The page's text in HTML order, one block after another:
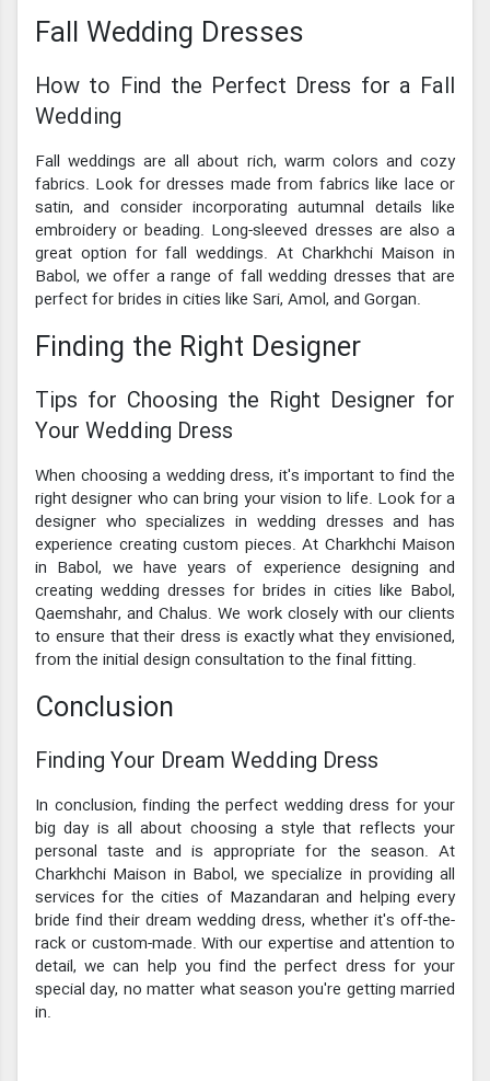
Fall Wedding Dresses
How to Find the Perfect Dress for a Fall
Wedding
Fall weddings are all about rich, warm colors and cozy
fabrics. Look for dresses made from fabrics like lace or
satin, and consider incorporating autumnal details like
embroidery or beading. Long-sleeved dresses are also a
great option for fall weddings. At Charkhchi Maison in
Babol, we offer a range of fall wedding dresses that are
perfect for brides in cities like Sari, Amol, and Gorgan.
Finding the Right Designer
Tips for Choosing the Right Designer for
Your Wedding Dress
When choosing a wedding dress, it's important to find the
right designer who can bring your vision to life. Look for a
designer who specializes in wedding dresses and has
experience creating custom pieces. At Charkhchi Maison
in Babol, we have years of experience designing and
creating wedding dresses for brides in cities like Babol,
Qaemshahr, and Chalus. We work closely with our clients
to ensure that their dress is exactly what they envisioned,
from the initial design consultation to the final fitting.
Conclusion
Finding Your Dream Wedding Dress
In conclusion, finding the perfect wedding dress for your
big day is all about choosing a style that reflects your
personal taste and is appropriate for the season. At
Charkhchi Maison in Babol, we specialize in providing all
services for the cities of Mazandaran and helping every
bride find their dream wedding dress, whether it's off-the-
rack or custom-made. With our expertise and attention to
detail, we can help you find the perfect dress for your
special day, no matter what season you're getting married
in.